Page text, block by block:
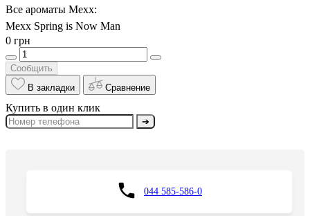
Все ароматы Mexx:
Mexx Spring is Now Man
0 грн
Сообщить
В закладки
Сравнение
Купить в один клик
➔
044 585-586-0